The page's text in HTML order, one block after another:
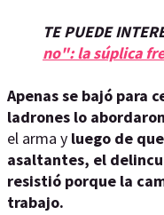
TE PUEDE
no": la súplica
Apenas se bajó para
ladrones lo
el arma y luego de
asaltantes, el
resistió porque la
trabajo.